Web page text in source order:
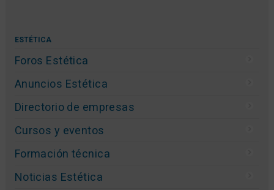
ESTÉTICA
Foros Estética
Anuncios Estética
Directorio de empresas
Cursos y eventos
Formación técnica
Noticias Estética